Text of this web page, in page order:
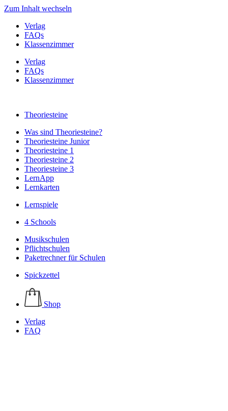
Zum Inhalt wechseln
Verlag
FAQs
Klassenzimmer
Verlag
FAQs
Klassenzimmer
Theoriesteine
Was sind Theoriesteine?
Theoriesteine Junior
Theoriesteine 1
Theoriesteine 2
Theoriesteine 3
LernApp
Lernkarten
Lernspiele
4 Schools
Musikschulen
Pflichtschulen
Paketrechner für Schulen
Spickzettel
Shop
Verlag
FAQ